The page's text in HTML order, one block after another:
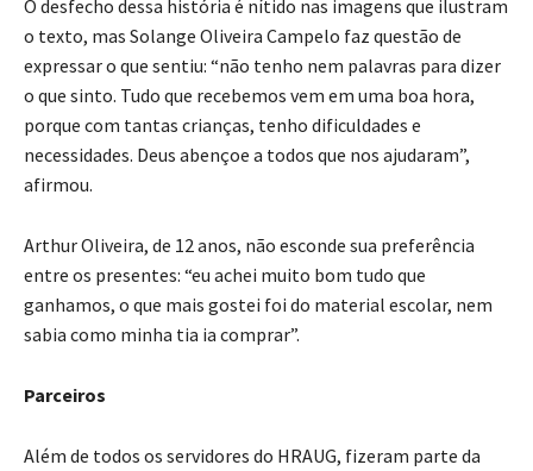
O desfecho dessa história é nítido nas imagens que ilustram
o texto, mas Solange Oliveira Campelo faz questão de
expressar o que sentiu: “não tenho nem palavras para dizer
o que sinto. Tudo que recebemos vem em uma boa hora,
porque com tantas crianças, tenho dificuldades e
necessidades. Deus abençoe a todos que nos ajudaram”,
afirmou.
Arthur Oliveira, de 12 anos, não esconde sua preferência
entre os presentes: “eu achei muito bom tudo que
ganhamos, o que mais gostei foi do material escolar, nem
sabia como minha tia ia comprar”.
Parceiros
Além de todos os servidores do HRAUG, fizeram parte da